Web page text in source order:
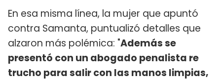
En esa misma línea, la mujer que apuntó
contra Samanta, puntualizó detalles que
alzaron más polémica: "Además se
presentó con un abogado penalista re
trucho para salir con las manos limpias,